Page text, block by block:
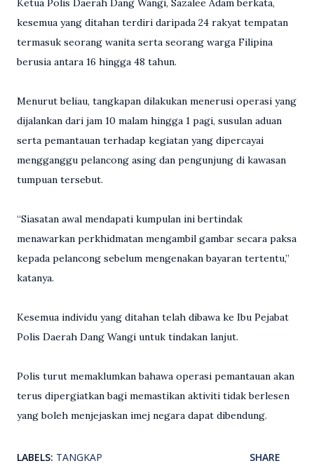
Ketua Polis Daerah Dang Wangi, Sazalee Adam berkata,
kesemua yang ditahan terdiri daripada 24 rakyat tempatan
termasuk seorang wanita serta seorang warga Filipina
berusia antara 16 hingga 48 tahun.
Menurut beliau, tangkapan dilakukan menerusi operasi yang
dijalankan dari jam 10 malam hingga 1 pagi, susulan aduan
serta pemantauan terhadap kegiatan yang dipercayai
mengganggu pelancong asing dan pengunjung di kawasan
tumpuan tersebut.
“Siasatan awal mendapati kumpulan ini bertindak
menawarkan perkhidmatan mengambil gambar secara paksa
kepada pelancong sebelum mengenakan bayaran tertentu,”
katanya.
Kesemua individu yang ditahan telah dibawa ke Ibu Pejabat
Polis Daerah Dang Wangi untuk tindakan lanjut.
Polis turut memaklumkan bahawa operasi pemantauan akan
terus dipergiatkan bagi memastikan aktiviti tidak berlesen
yang boleh menjejaskan imej negara dapat dibendung.
LABELS: TANGKAP SHARE